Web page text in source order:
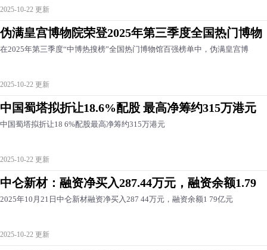
2025-10-22 更新
伪满皇宫博物院荣登2025年第三季度全国热门博物
在2025年第三季度“中博热搜榜”全国热门博物馆百强榜单中，伪满皇宫博
2025-10-22 更新
中国蜀塔拟折让18.6%配股 最高净筹约315万港元
中国蜀塔拟折让18 6%配股最高净筹约315万港元
2025-10-22 更新
中仑新材：融资净买入287.44万元，融资余额1.79
2025年10月21日中仑新材融资净买入287 44万元，融资余额1 79亿元
2025-10-22 更新